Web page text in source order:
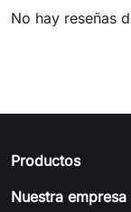
No hay reseñas
Productos
Nuestra empresa